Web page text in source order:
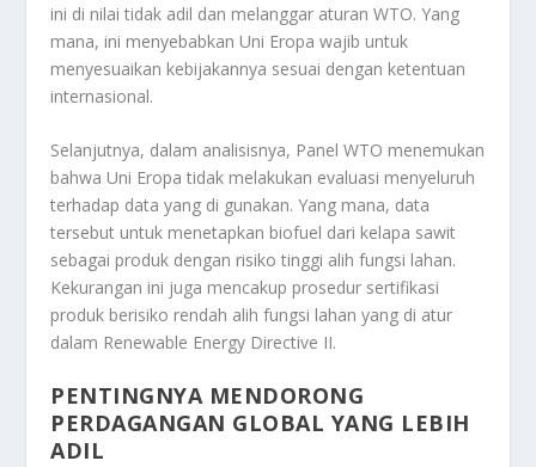
ini di nilai tidak adil dan melanggar aturan WTO. Yang
mana, ini menyebabkan Uni Eropa wajib untuk
menyesuaikan kebijakannya sesuai dengan ketentuan
internasional.
Selanjutnya, dalam analisisnya, Panel WTO menemukan
bahwa Uni Eropa tidak melakukan evaluasi menyeluruh
terhadap data yang di gunakan. Yang mana, data
tersebut untuk menetapkan biofuel dari kelapa sawit
sebagai produk dengan risiko tinggi alih fungsi lahan.
Kekurangan ini juga mencakup prosedur sertifikasi
produk berisiko rendah alih fungsi lahan yang di atur
dalam Renewable Energy Directive II.
PENTINGNYA MENDORONG
PERDAGANGAN GLOBAL YANG LEBIH
ADIL